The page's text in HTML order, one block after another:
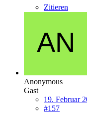
Zitieren
Anonymous
Gast
19. Februar
#157